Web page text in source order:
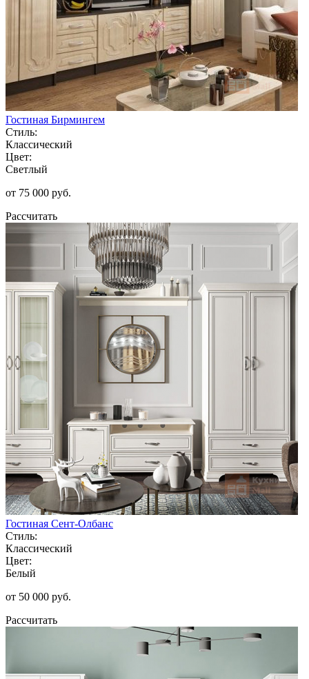
Гостиная Бирмингем
Стиль:
Классический
Цвет:
Светлый
от 75 000 руб.
Рассчитать
Гостиная Сент-Олбанс
Стиль:
Классический
Цвет:
Белый
от 50 000 руб.
Рассчитать